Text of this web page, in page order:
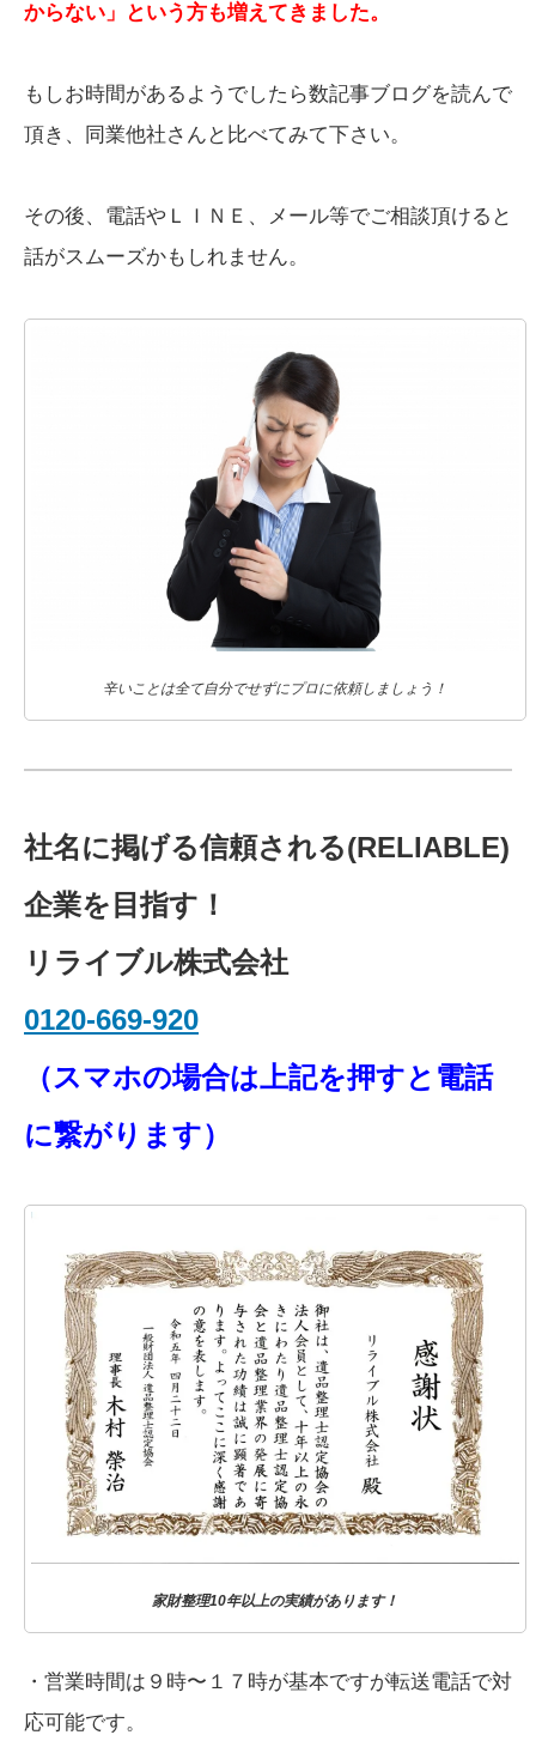
からない」という方も増えてきました。
もしお時間があるようでしたら数記事ブログを読んで
頂き、同業他社さんと比べてみて下さい。
その後、電話やＬＩＮＥ、メール等でご相談頂けると
話がスムーズかもしれません。
辛いことは全て自分でせずにプロに依頼しましょう！
社名に掲げる信頼される(RELIABLE)
企業を目指す！
リライブル株式会社
0120-669-920
（スマホの場合は上記を押すと電話
に繋がります）
家財整理10年以上の実績があります！
・営業時間は９時〜１７時が基本ですが転送電話で対
応可能です。